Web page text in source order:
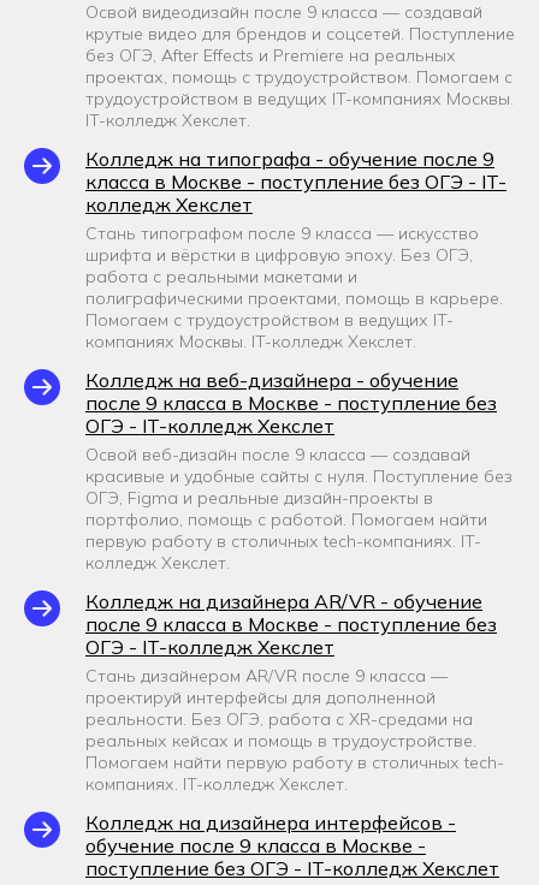
Освой видеодизайн после 9 класса — создавай
крутые видео для брендов и соцсетей. Поступление
без ОГЭ, After Effects и Premiere на реальных
проектах, помощь с трудоустройством. Помогаем с
трудоустройством в ведущих IT-компаниях Москвы.
IT-колледж Хекслет.
Колледж на типографа - обучение после 9
класса в Москве - поступление без ОГЭ - IT-
колледж Хекслет
Стань типографом после 9 класса — искусство
шрифта и вёрстки в цифровую эпоху. Без ОГЭ,
работа с реальными макетами и
полиграфическими проектами, помощь в карьере.
Помогаем с трудоустройством в ведущих IT-
компаниях Москвы. IT-колледж Хекслет.
Колледж на веб-дизайнера - обучение
после 9 класса в Москве - поступление без
ОГЭ - IT-колледж Хекслет
Освой веб-дизайн после 9 класса — создавай
красивые и удобные сайты с нуля. Поступление без
ОГЭ, Figma и реальные дизайн-проекты в
портфолио, помощь с работой. Помогаем найти
первую работу в столичных tech-компаниях. IT-
колледж Хекслет.
Колледж на дизайнера AR/VR - обучение
после 9 класса в Москве - поступление без
ОГЭ - IT-колледж Хекслет
Стань дизайнером AR/VR после 9 класса —
проектируй интерфейсы для дополненной
реальности. Без ОГЭ, работа с XR-средами на
реальных кейсах и помощь в трудоустройстве.
Помогаем найти первую работу в столичных tech-
компаниях. IT-колледж Хекслет.
Колледж на дизайнера интерфейсов -
обучение после 9 класса в Москве -
поступление без ОГЭ - IT-колледж Хекслет